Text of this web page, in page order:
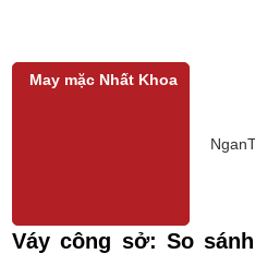
May mặc Nhất Khoa
Ngan
Váy công sở: So